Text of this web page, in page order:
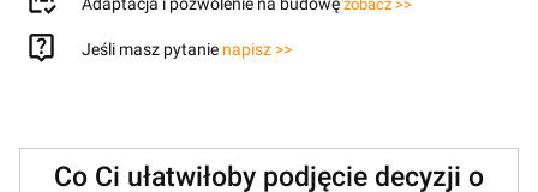
Adaptacja i pozwolenie na budowę zobacz >>
Jeśli masz pytanie napisz >>
Co Ci ułatwiłoby podjęcie decyzji o